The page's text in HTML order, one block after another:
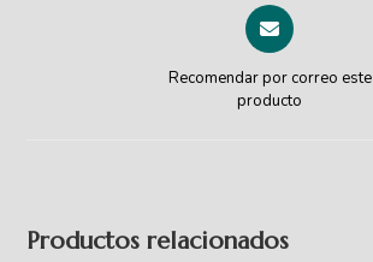
Recomendar por correo este
producto
Productos relacionados